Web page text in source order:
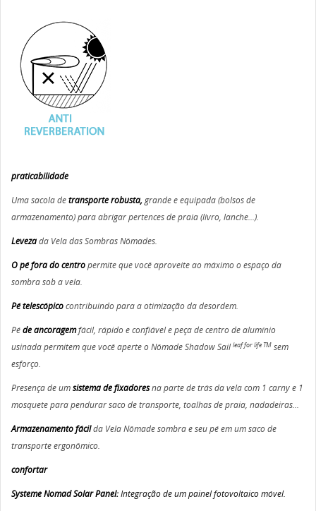
praticabilidade
Uma sacola detransporte robusta,grande e equipada (bolsos de
armazenamento) para abrigar pertences de praia (livro, lanche...).
Levezada Vela das Sombras Nômades.
O pé fora do centropermite que você aproveite ao máximo o espaço da
sombra sob a vela.
Pé telescópicocontribuindo para a otimização da desordem.
Péde ancoragemfácil, rápido e confiável e peça de centro de alumínio
usinada permitem que você aperte o Nômade Shadow Sailleaf for life TM sem
esforço.
Presença de umsistema de fixadoresna parte de trás da vela com 1 carny e 1
mosquete para pendurar saco de transporte, toalhas de praia, nadadeiras...
Armazenamento fácilda Vela Nômade sombra e seu pé em um saco de
transporte ergonômico.
confortar
Systeme Nomad Solar Panel:Integração de um painel fotovoltaico móvel.